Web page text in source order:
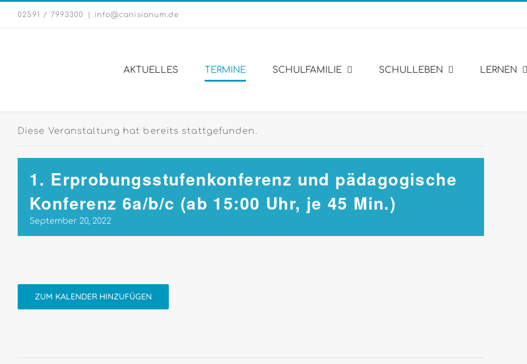
02591 / 7993300 info@canisianum.de
AKTUELLES TERMINE SCHULFAMILIE SCHULLEBEN LERNEN
Diese Veranstaltung hat bereits stattgefunden.
1. Erprobungsstufenkonferenz und pädagogische
Konferenz 6a/b/c (ab 15:00 Uhr, je 45 Min.)
September 20, 2022
ZUM KALENDER HINZUFÜGEN